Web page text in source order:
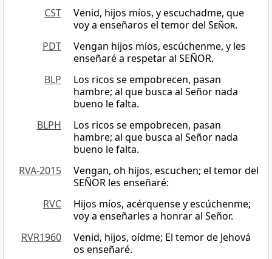
CST
Venid, hijos míos, y escuchadme, que
voy a enseñaros el temor del Señor.
PDT
Vengan hijos míos, escúchenme, y les
enseñaré a respetar al SEÑOR.
BLP
Los ricos se empobrecen, pasan
hambre; al que busca al Señor nada
bueno le falta.
BLPH
Los ricos se empobrecen, pasan
hambre; al que busca al Señor nada
bueno le falta.
RVA-2015
Vengan, oh hijos, escuchen; el temor del
SEÑOR les enseñaré:
RVC
Hijos míos, acérquense y escúchenme;
voy a enseñarles a honrar al Señor.
RVR1960
Venid, hijos, oídme; El temor de Jehová
os enseñaré.